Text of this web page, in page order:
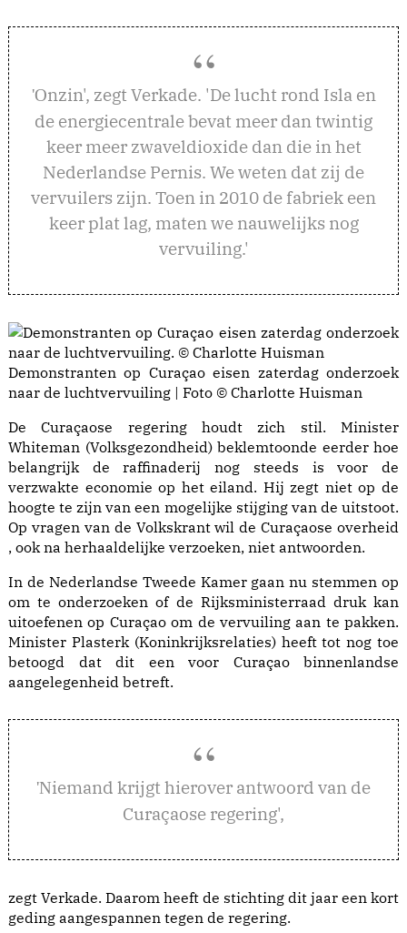
'Onzin', zegt Verkade. 'De lucht rond Isla en
de energiecentrale bevat meer dan twintig
keer meer zwaveldioxide dan die in het
Nederlandse Pernis. We weten dat zij de
vervuilers zijn. Toen in 2010 de fabriek een
keer plat lag, maten we nauwelijks nog
vervuiling.'
Demonstranten op Curaçao eisen zaterdag onderzoek
naar de luchtvervuiling | Foto © Charlotte Huisman
De Curaçaose regering houdt zich stil. Minister
Whiteman (Volksgezondheid) beklemtoonde eerder hoe
belangrijk de raffinaderij nog steeds is voor de
verzwakte economie op het eiland. Hij zegt niet op de
hoogte te zijn van een mogelijke stijging van de uitstoot.
Op vragen van de Volkskrant wil de Curaçaose overheid
, ook na herhaaldelijke verzoeken, niet antwoorden.
In de Nederlandse Tweede Kamer gaan nu stemmen op
om te onderzoeken of de Rijksministerraad druk kan
uitoefenen op Curaçao om de vervuiling aan te pakken.
Minister Plasterk (Koninkrijksrelaties) heeft tot nog toe
betoogd dat dit een voor Curaçao binnenlandse
aangelegenheid betreft.
'Niemand krijgt hierover antwoord van de
Curaçaose regering',
zegt Verkade. Daarom heeft de stichting dit jaar een kort
geding aangespannen tegen de regering.